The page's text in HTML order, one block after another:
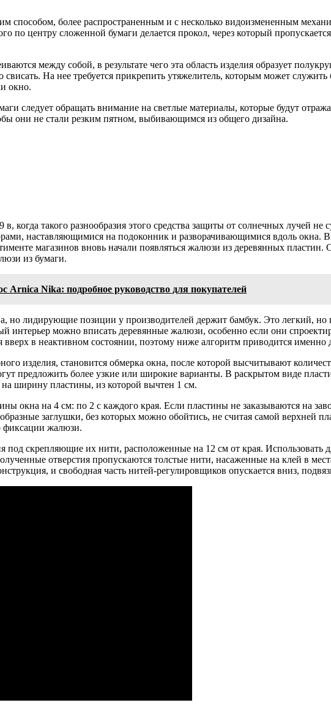
способом, более распространенным и с несколько видоизмененным
по центру сложенной бумаги делается прокол, через который
между собой, в результате чего эта область изделия образует
свисать. На нее требуется прикрепить утяжелитель, которым может
окно.
следует обращать внимание на светлые материалы, которые будут
они не стали резким пятном, выбивающимся из общего дизайна.
когда такого разнообразия этого средства защиты от солнечных лучей
наставляющимися на подоконник и разворачивающимися вдоль окна.
магазинов вновь начали появляться жалюзи из деревянных пластин.
из бумаги.
Arnica Nika: подробное руководство для покупателей
но лидирующие позиции у производителей держит бамбук. Это легкий,
интерьер можно вписать деревянные жалюзи, особенно если они
в неактивном состоянии, поэтому ниже алгоритм приводится именно
изделия, становится обмерка окна, после которой высчитывают
предложить более узкие или широкие варианты. В раскрытом виде
ширину пластины, из которой вычтен 1 см.
окна на 4 см: по 2 с каждого края. Если пластины не заказываются на
заглушки, без которых можно обойтись, не считая самой
фиксации жалюзи.
под скрепляющие их нити, расположенные на 12 см от края. Использовать
отверстия пропускаются толстые нити, насаженные на клей в
и свободная часть нитей-регулировщиков опускается вниз,